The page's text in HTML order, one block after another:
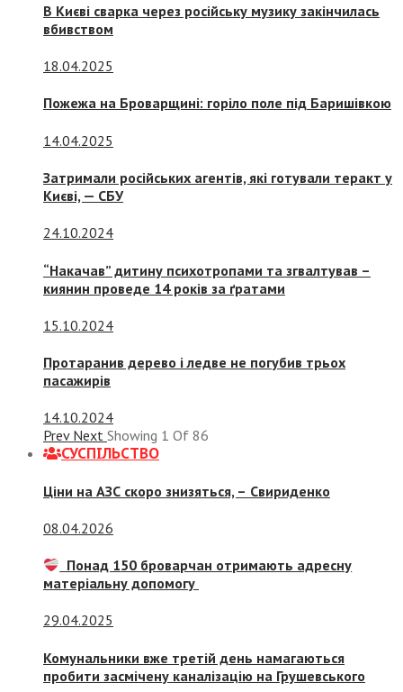
В Києві сварка через російську музику закінчилась
вбивством
18.04.2025
Пожежа на Броварщині: горіло поле під Баришівкою
14.04.2025
Затримали російських агентів, які готували теракт у
Києві, — СБУ
24.10.2024
“Накачав” дитину психотропами та згвалтував –
киянин проведе 14 років за ґратами
15.10.2024
Протаранив дерево і ледве не погубив трьох
пасажирів
14.10.2024
Prev Next Showing 1 Of 86
СУСПIЛЬСТВО
Ціни на АЗС скоро знизяться, – Свириденко
08.04.2026
Понад 150 броварчан отримають адресну
матеріальну допомогу
29.04.2025
Комунальники вже третій день намагаються
пробити засмічену каналізацію на Грушевського